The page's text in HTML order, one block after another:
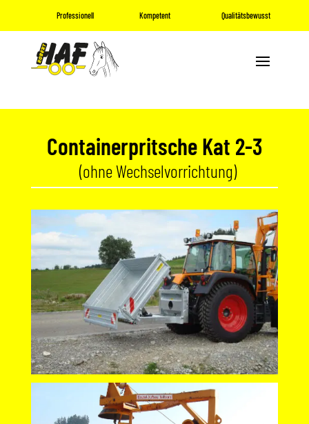
Professionell Kompetent Qualitätsbewusst
Containerpritsche Kat 2-3
  (ohne Wechselvorrichtung)